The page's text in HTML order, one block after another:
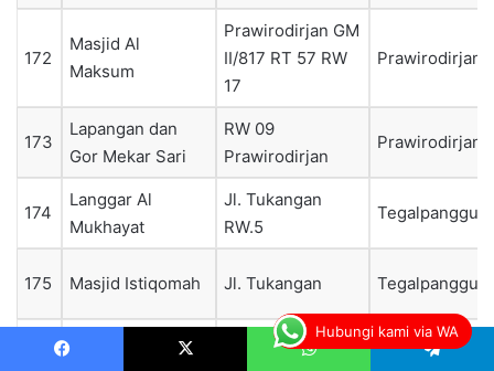
172
Masjid Al
Maksum
Prawirodirjan GM
II/817 RT 57 RW
17
Prawirodirjan
173
Lapangan dan
Gor Mekar Sari
RW 09
Prawirodirjan
Prawirodirjan
174
Langgar Al
Mukhayat
Jl. Tukangan
RW.5
175 Masjid Istiqomah Jl. Tukangan
Halaman Dikpora
Jl. Hayam wurukHubungi kami via WA